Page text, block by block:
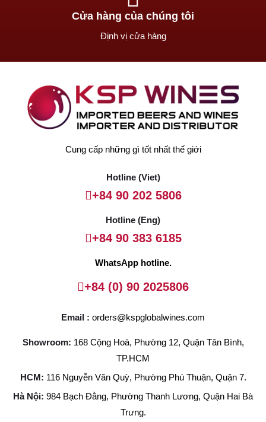
Cửa hàng của chúng tôi
Định vị cửa hàng
Cung cấp những gì tốt nhất thế giới
Hotline (Viet)
+84 90 202 5806
Hotline (Eng)
+84 90 383 6185
WhatsApp hotline.
+84 (0) 90 2025806
Email : orders@kspglobalwines.com
Showroom: 168 Cộng Hoà, Phường 12, Quận Tân Bình,
TP.HCM
HCM: 116 Nguyễn Văn Quỳ, Phường Phú Thuận, Quận 7.
Hà Nội: 984 Bạch Đằng, Phường Thanh Lương, Quận Hai Bà
Trưng.